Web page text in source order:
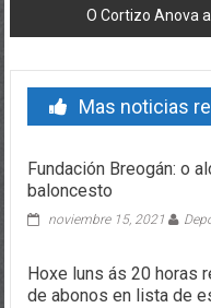
O Cortizo Anova
Mas noticias
Fundación Breogán: o
baloncesto
noviembre 15, 2021
Hoxe luns ás 20 horas
de abonos en lista de